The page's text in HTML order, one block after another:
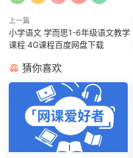
上一篇
小学语文 学而思1-6年级语文教学
课程 4G课程百度网盘下载
猜你喜欢